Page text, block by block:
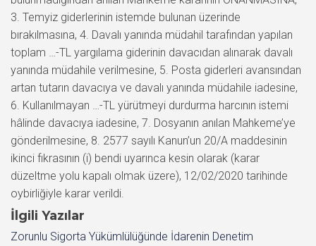
İlgili Yazılar
Zorunlu Sigorta Yükümlülüğünde İdarenin Denetim